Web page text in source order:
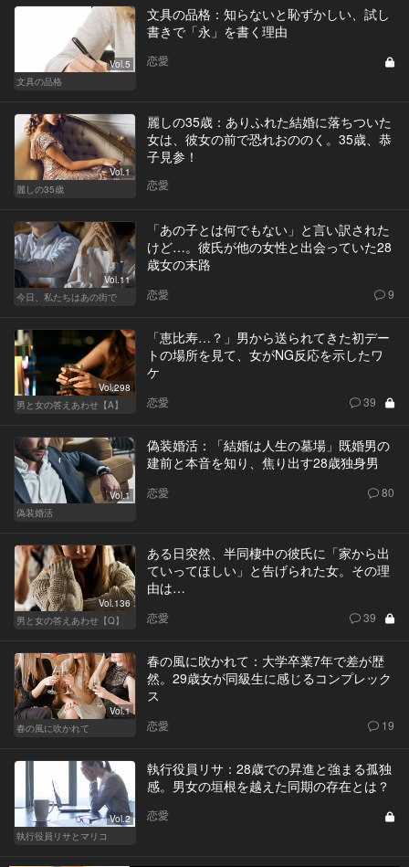
Vol.5
文具の品格
文具の品格：知らないと恥ずかしい、試し
書きで「永」を書く理由
恋愛
Vol.1
麗しの35歳
麗しの35歳：ありふれた結婚に落ちついた
女は、彼女の前で恐れおののく。35歳、恭
子見参！
恋愛
Vol.11
今日、私たちはあの街で
「あの子とは何でもない」と言い訳された
けど…。彼氏が他の女性と出会っていた28
歳女の末路
恋愛 9
Vol.298
男と女の答えあわせ【A】
「恵比寿…？」男から送られてきた初デー
トの場所を見て、女がNG反応を示したワ
ケ
恋愛 39
Vol.1
偽装婚活
偽装婚活：「結婚は人生の墓場」既婚男の
建前と本音を知り、焦り出す28歳独身男
恋愛 80
Vol.136
男と女の答えあわせ【Q】
ある日突然、半同棲中の彼氏に「家から出
ていってほしい」と告げられた女。その理
由は…
恋愛 39
Vol.1
春の風に吹かれて
春の風に吹かれて：大学卒業7年で差が歴
然。29歳女が同級生に感じるコンプレック
ス
恋愛 19
Vol.2
執行役員リサとマリコ
執行役員リサ：28歳での昇進と強まる孤独
感。男女の垣根を越えた同期の存在とは？
恋愛